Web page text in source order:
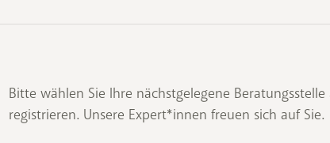
Bitte wählen Sie Ihre nächstgelegene
registrieren. Unsere Expert*innen freuen sich auf Sie.